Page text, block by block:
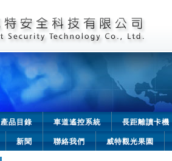
產品目錄 車道遙控系統
長距離讀卡機
新聞 聯絡我們 威特觀光果園